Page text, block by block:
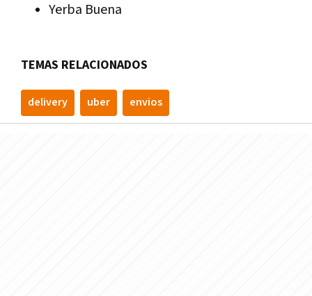
Yerba Buena
TEMAS RELACIONADOS
delivery uber envios